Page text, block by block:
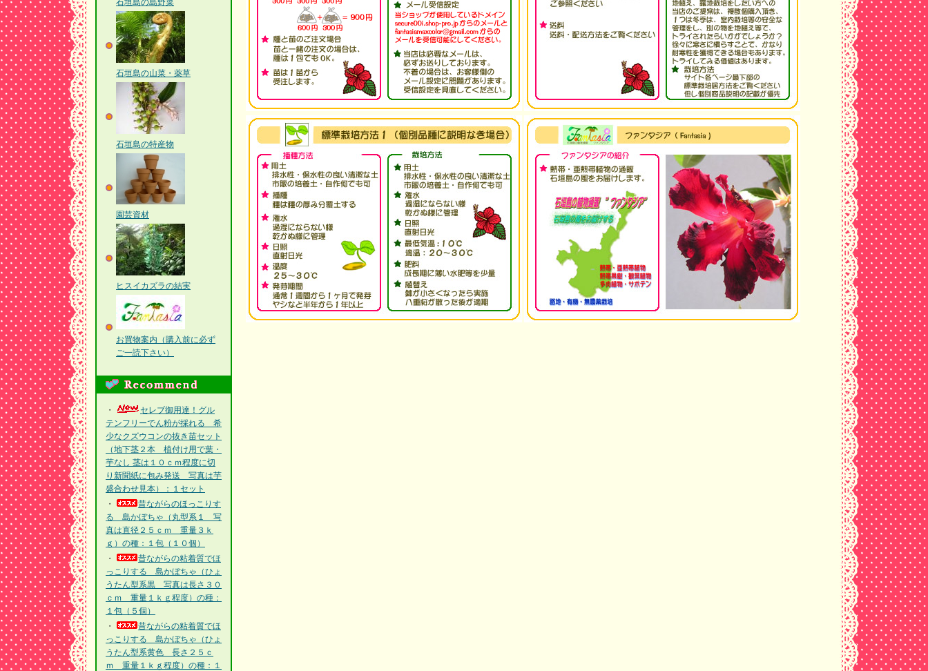
石垣島の島野菜
石垣島の山菜・薬草
石垣島の特産物
園芸資材
ヒスイカズラの結実
お買物案内（購入前に必ず
ご一読下さい）
・
セレブ御用達！グル
テンフリーでん粉が採れる 希
少なクズウコンの抜き苗セット
（地下茎２本 植付け用で葉・
芋なし 茎は１０ｃｍ程度に切
り新聞紙に包み発送 写真は芋
盛合わせ見本）：１セット
・
昔ながらのほっこりす
る 島かぼちゃ（丸型系１ 写
真は直径２５ｃｍ 重量３ｋ
ｇ）の種：１包（１０個）
・
昔ながらの粘着質でほ
っこりする 島かぼちゃ（ひょ
うたん型系黒 写真は長さ３０
ｃｍ 重量１ｋｇ程度）の種：
１包（５個）
・
昔ながらの粘着質でほ
っこりする 島かぼちゃ（ひょ
うたん型系黄色 長さ２５ｃ
ｍ 重量１ｋｇ程度）の種：１